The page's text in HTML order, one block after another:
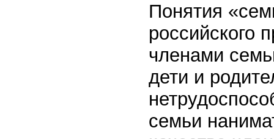
Понятия
российского
членами
дети и
семьи